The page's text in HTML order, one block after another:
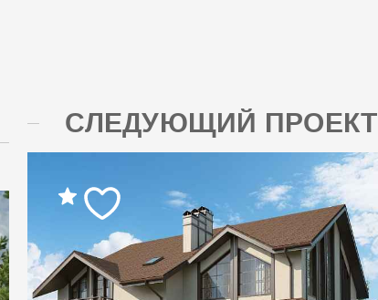
СЛЕДУЮЩИЙ ПРОЕКТ